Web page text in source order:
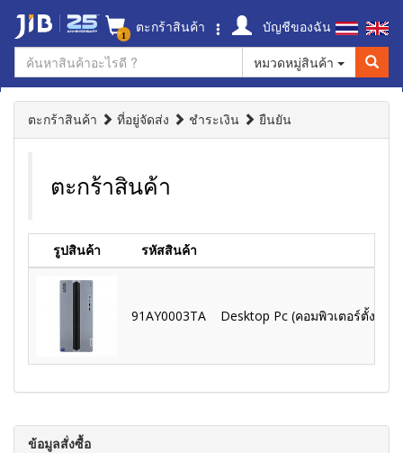
1 ตะกร้าสินค้า
บัญชีของฉัน
หมวดหมู่สินค้า
ตะกร้าสินค้า ที่อยู่จัดส่ง ชำระเงิน ยืนยัน
ตะกร้าสินค้า
รูปสินค้า รหัสสินค้า
91AY0003TA Desktop Pc (คอมพิวเตอร์ตั้งโต๊
ข้อมูลสั่งซื้อ